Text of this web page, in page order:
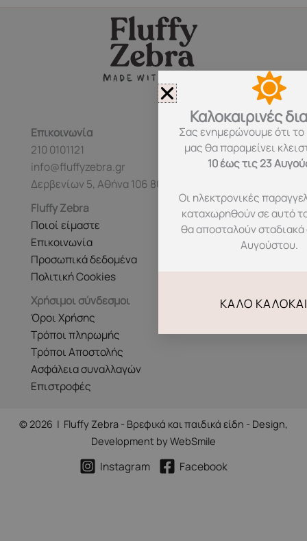
Επικοινωνία
210 0101121
info@fluffyzebra.gr
Δερβενίων 5, Αθήνα 106 80
Fluffy Zebra
Ποιοί είμαστε
Επικοινωνία
Προσωπικά δεδομένα
Πολιτική Cookies
Χρήσιμοι σύνδεσμοι
Όροι Χρήσης
Τρόποι πληρωμής
Τρόποι Αποστολής
Ασφάλεια συναλλαγών
Επιστροφές
© 2026 | Fluffy Zebra - Βρεφικά και παιδικά είδη - Design,
Development byWebSmile
Instagram Facebook
Καλοκαιρινές
Σας ενημερώνουμε ότι
μας θα παραμείνει
10 έως τις 23
Οι ηλεκτρονικές
καταχωρηθούν σε αυτό
θα αποσταλούν σταδιακά
Αυγούστου.
ΚΑΛΌ